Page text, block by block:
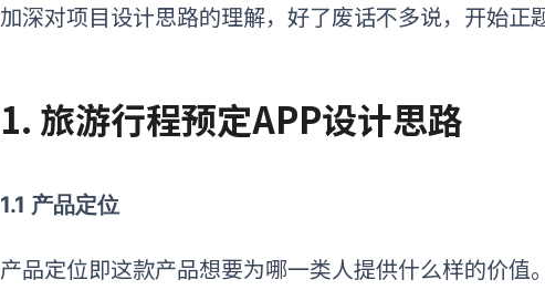
加深对项目设计思路的理解，好了废话不多说，开始正
1. 旅游行程预定APP设计思路
1.1 产品定位
产品定位即这款产品想要为哪一类人提供什么样的价值